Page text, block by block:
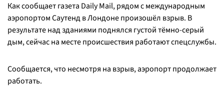
Как сообщает газета Daily Mail, рядом с международным
аэропортом Саутенд в Лондоне произошёл взрыв. В
результате над зданиями поднялся густой тёмно-серый
дым, сейчас на месте происшествия работают спецслужбы.
Сообщается, что несмотря на взрыв, аэропорт продолжает
работать.